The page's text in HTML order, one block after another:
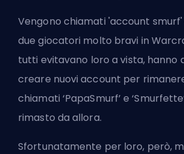
Vengono chiamati 'account smurf'
due giocatori molto bravi in
tutti evitavano loro a vista, hanno
creare nuovi account per
chiamati ‘PapaSmurf’ e ‘Smurfette
rimasto da allora.
Sfortunatamente per loro, però,